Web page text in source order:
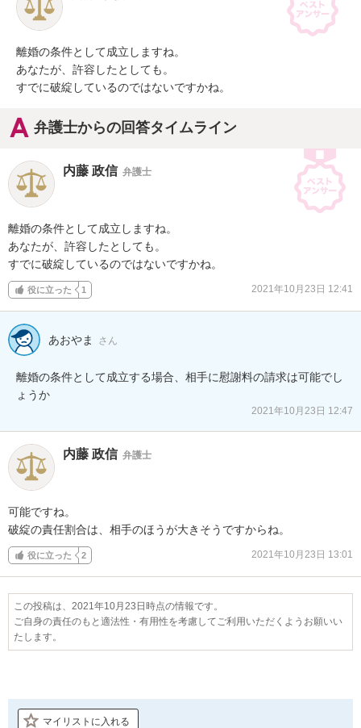
離婚の条件として成立しますね。
あなたが、許容したとしても。
すでに破綻しているのではないですかね。
弁護士からの回答タイムライン
内藤 政信 弁護士
離婚の条件として成立しますね。
あなたが、許容したとしても。
すでに破綻しているのではないですかね。
役に立った 1 2021年10月23日 12:41
あおやま さん
離婚の条件として成立する場合、相手に慰謝料の請求は可能でし
ょうか
2021年10月23日 12:47
内藤 政信 弁護士
可能ですね。
破綻の責任割合は、相手のほうが大きそうですからね。
役に立った 2 2021年10月23日 13:01
この投稿は、2021年10月23日時点の情報です。
ご自身の責任のもと適法性・有用性を考慮してご利用いただくようお願いい
たします。
マイリストに入れる